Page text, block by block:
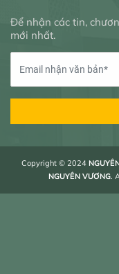
Để nhận các tin,
mới nhất.
Copyright © 2024
NGUYÊN VƯƠNG.